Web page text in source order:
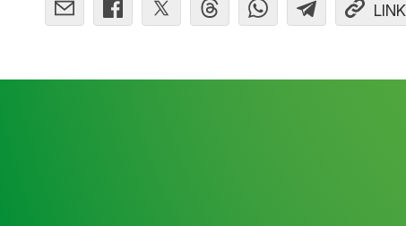
LINK